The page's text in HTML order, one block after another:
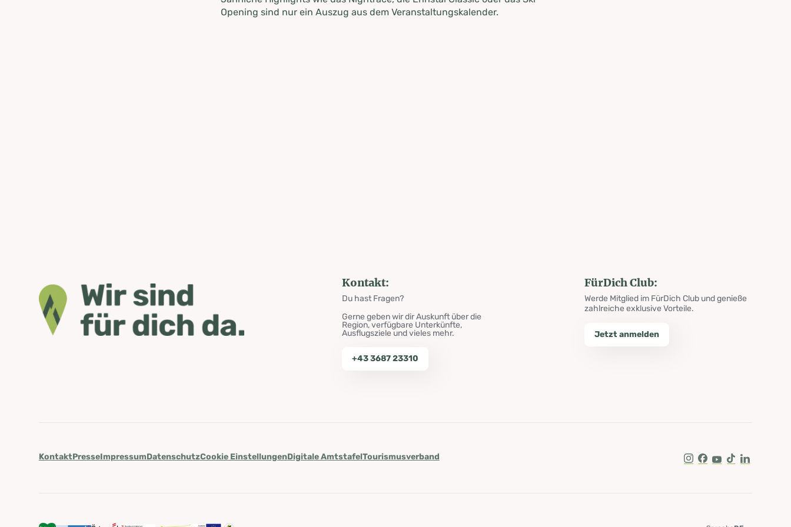
Opening sind nur ein Auszug aus dem Veranstaltungskalender.
Kontakt:
Du hast Fragen?
Gerne geben wir dir Auskunft über die
Region, verfügbare Unterkünfte,
Ausflugsziele und vieles mehr.
+43 3687 23310
FürDich Club:
Werde Mitglied im FürDich Club und genieße
zahlreiche exklusive Vorteile.
Jetzt anmelden
KontaktPresseImpressumDatenschutzCookie EinstellungenDigitale AmtstafelTourismusverband
Instagram
Facebook
Youtube
Tik TokLinkedIn